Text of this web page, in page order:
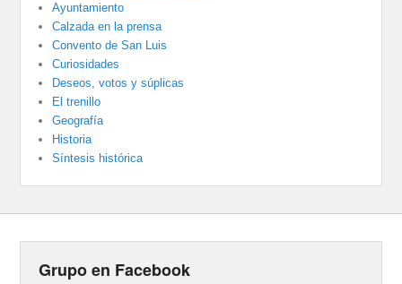
Ayuntamiento
Calzada en la prensa
Convento de San Luis
Curiosidades
Deseos, votos y súplicas
El trenillo
Geografía
Historia
Síntesis histórica
Grupo en Facebook